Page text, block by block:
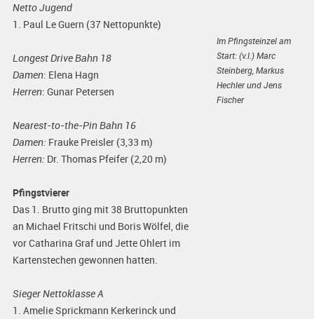
Netto Jugend
1. Paul Le Guern (37 Nettopunkte)
Longest Drive Bahn 18
Damen: Elena Hagn
Herren: Gunar Petersen
Nearest-to-the-Pin Bahn 16
Damen: Frauke Preisler (3,33 m)
Herren: Dr. Thomas Pfeifer (2,20 m)
Pfingstvierer
Das 1. Brutto ging mit 38 Bruttopunkten
an Michael Fritschi und Boris Wölfel, die
vor Catharina Graf und Jette Ohlert im
Kartenstechen gewonnen hatten.
Sieger Nettoklasse A
1. Amelie Sprickmann Kerkerinck und
Im Pfingsteinzel am
Start: (v.l.) Marc
Steinberg, Markus
Hechler und Jens
Fischer